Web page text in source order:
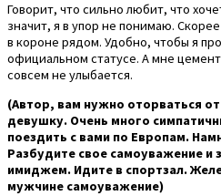
Говорит, что сильно любит, что
значит, я в упор не понимаю.
в короне рядом. Удобно, чтобы я
официальном статусе. А мне
совсем не улыбается.
(Автор, вам нужно оторваться
девушку. Очень много
поездить с вами по Европам.
Разбудите свое самоуважение и
имиджем. Идите в спортзал.
мужчине самоуважение)